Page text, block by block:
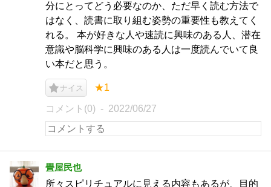
分にとってどう必要なのか、ただ早く読む方法で
はなく、読書に取り組む姿勢の重要性も教えてく
れる。 本が好きな人や速読に興味のある人、潜在
意識や脳科学に興味のある人は一度読んでいて良
い本だと思う。
ナイス ★1
コメント(0) 2022/06/27
畳屋民也
所々スピリチュアルに見える内容もあるが、目的